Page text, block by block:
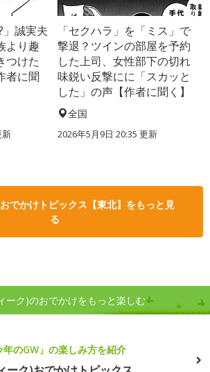
」誠実夫
より趣
つけた
者に聞
新
「セクハラ」を「ミス」で
撃退？ツインの部屋を予約
した上司、女性部下の切れ
味鋭い反撃にに「スカッと
した」の声【作者に聞く】
全国
2026年5月9日 20:35 更新
でかけトピックス【東北】をもっと見
る
ーク)のおでかけをもっと楽しむ
のGW」の楽しみ方を紹介